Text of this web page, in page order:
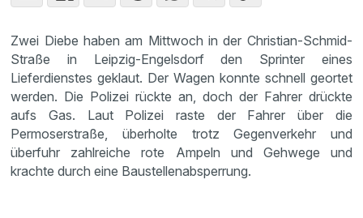
Zwei Diebe haben am Mittwoch in der Christian-Schmid-
Straße in Leipzig-Engelsdorf den Sprinter eines
Lieferdienstes geklaut. Der Wagen konnte schnell geortet
werden. Die Polizei rückte an, doch der Fahrer drückte
aufs Gas. Laut Polizei raste der Fahrer über die
Permoserstraße, überholte trotz Gegenverkehr und
überfuhr zahlreiche rote Ampeln und Gehwege und
krachte durch eine Baustellenabsperrung.